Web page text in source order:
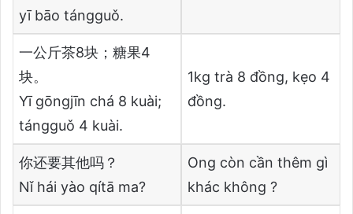
yī bāo tángguǒ.
一公斤茶8块；糖果4
块。
Yī gōngjīn chá 8 kuài;
tángguǒ 4 kuài.
1kg trà 8 đồng, kẹo 4
đồng.
你还要其他吗？
Nǐ hái yào qítā ma?
Ong còn cần thêm gì
khác không ?